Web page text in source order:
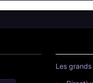
Les